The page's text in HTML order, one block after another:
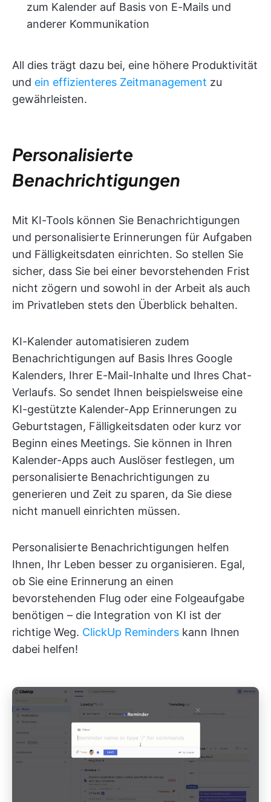
zum Kalender auf Basis von E-Mails und
anderer Kommunikation
All dies trägt dazu bei, eine höhere Produktivität
und ein effizienteres Zeitmanagement zu
gewährleisten.
Personalisierte
Benachrichtigungen
Mit KI-Tools können Sie Benachrichtigungen
und personalisierte Erinnerungen für Aufgaben
und Fälligkeitsdaten einrichten. So stellen Sie
sicher, dass Sie bei einer bevorstehenden Frist
nicht zögern und sowohl in der Arbeit als auch
im Privatleben stets den Überblick behalten.
KI-Kalender automatisieren zudem
Benachrichtigungen auf Basis Ihres Google
Kalenders, Ihrer E-Mail-Inhalte und Ihres Chat-
Verlaufs. So sendet Ihnen beispielsweise eine
KI-gestützte Kalender-App Erinnerungen zu
Geburtstagen, Fälligkeitsdaten oder kurz vor
Beginn eines Meetings. Sie können in Ihren
Kalender-Apps auch Auslöser festlegen, um
personalisierte Benachrichtigungen zu
generieren und Zeit zu sparen, da Sie diese
nicht manuell einrichten müssen.
Personalisierte Benachrichtigungen helfen
Ihnen, Ihr Leben besser zu organisieren. Egal,
ob Sie eine Erinnerung an einen
bevorstehenden Flug oder eine Folgeaufgabe
benötigen – die Integration von KI ist der
richtige Weg. ClickUp Reminders kann Ihnen
dabei helfen!